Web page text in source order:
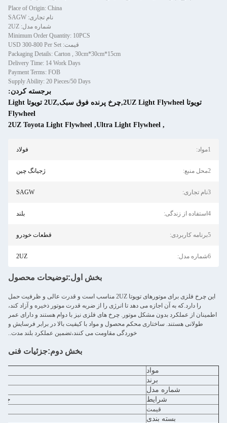
Place of Origin: China
نام تجاری: SAGW
شماره مدل: 2UZ
Minimum Order Quantity: 10PCS
قیمت: USD 300-800 Per Set
Packaging Details: Carton , 30cm*30cm*15cm
Delivery Time: 14 Work Days
Payment Terms: FOB
Supply Ability: 20 Pieces/50 Days
برجسته کردن:
تویوتا 2UZ Light Flywheel,چرخ پرنده فوق سبک,2UZ تویوتا Light
Flywheel
,
Ultra Light Flywheel
,
2UZ Toyota Light Flywheel
1مواد: فولاد
2محل منبع: ژجیانگ چین
3نام تجاری: SAGW
4استفاده از زندگی: بلند
5برنامه کاربردی: قطعات خودرو
6شماره مدل: 2UZ
بخش اول:توضیحات محصول
این چرخ فلزی برای موتورهای تویوتا 2UZ مناسب است و قدرت عالی و ظرفیت حمل
را دارد.که به آن اجازه می دهد تا انرژی را از ضربه قدرت موتور ذخیره و آزاد کند،
اطمینان از عملکرد بدون مشکل موتور. چرخ های فلزی نیز با دوام هستند و دارای عمر
طولانی هستند. ساختاری محکم محصول و مواد با کیفیت بالا در برابر فرسایش و
خوردگی مقاومت می کنند،تضمین عملکرد بلند مدت..
بخش دوم:جزئیات فنی
مواد
برند
شماره مدل
شرایط
قیمت
بسته بندی